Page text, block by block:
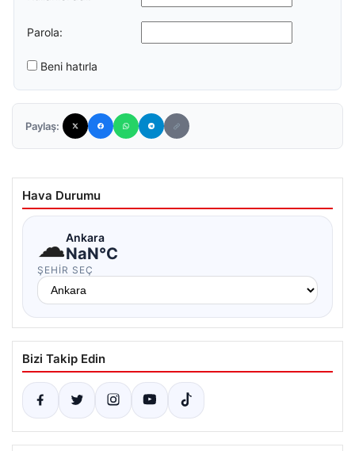
Parola:
Beni hatırla
Paylaş:
Hava Durumu
☁Ankara
NaN°C
ŞEHIR SEÇ
Bizi Takip Edin